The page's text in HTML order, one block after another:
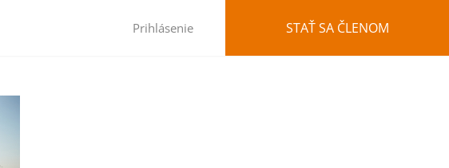
Prihlásenie STAŤ SA ČLENOM